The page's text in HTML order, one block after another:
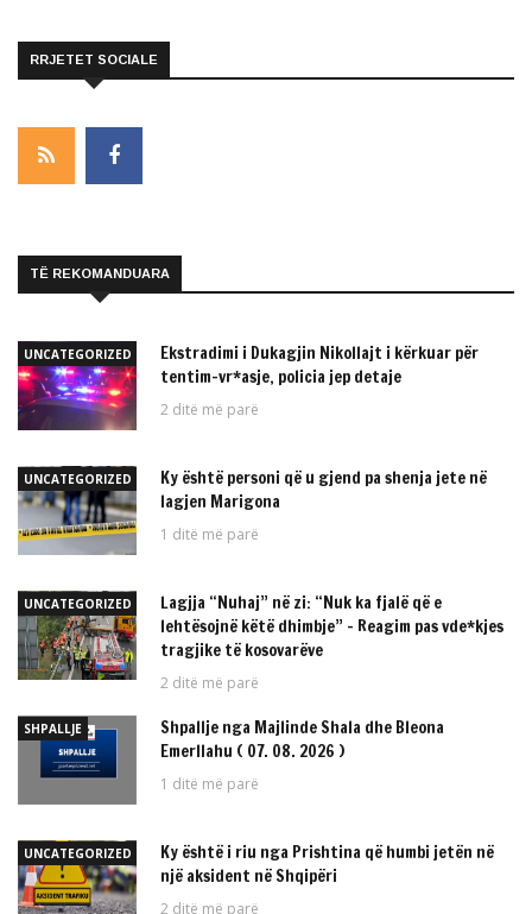
RRJETET SOCIALE
TË REKOMANDUARA
UNCATEGORIZED
Ekstradimi i Dukagjin Nikollajt i kërkuar për
tentim-vr*asje, policia jep detaje
2 ditë më parë
UNCATEGORIZED
Ky është personi që u gjend pa shenja jete në
lagjen Marigona
1 ditë më parë
UNCATEGORIZED
Lagjja “Nuhaj” në zi: “Nuk ka fjalë që e
lehtësojnë këtë dhimbje” – Reagim pas vde*kjes
tragjike të kosovarëve
2 ditë më parë
SHPALLJE
Shpallje nga Majlinde Shala dhe Bleona
Emerllahu ( 07. 08. 2026 )
1 ditë më parë
UNCATEGORIZED
Ky është i riu nga Prishtina që humbi jetën në
një aksident në Shqipëri
2 ditë më parë